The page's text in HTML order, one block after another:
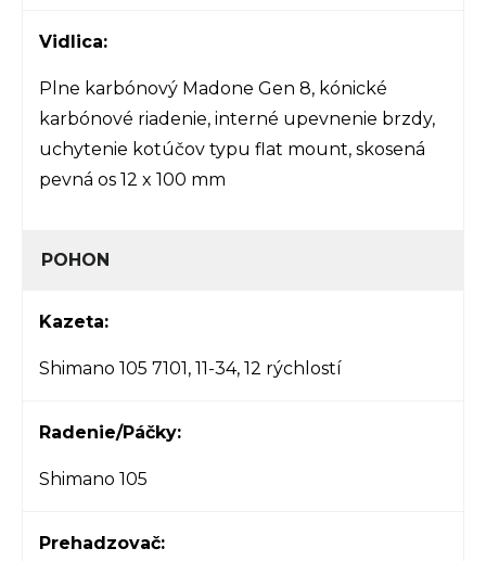
Vidlica:
Plne karbónový Madone Gen 8, kónické
karbónové riadenie, interné upevnenie brzdy,
uchytenie kotúčov typu flat mount, skosená
pevná os 12 x 100 mm
POHON
Kazeta:
Shimano 105 7101, 11-34, 12 rýchlostí
Radenie/Páčky:
Shimano 105
Prehadzovač: